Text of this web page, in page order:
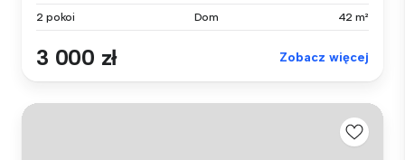
2 pokoi Dom 42 m²
3 000 zł Zobacz więcej